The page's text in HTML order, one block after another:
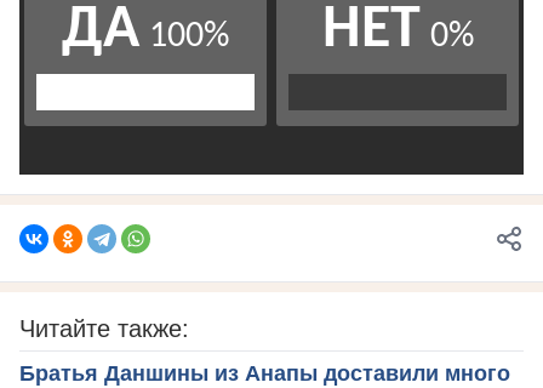
Читайте также:
Братья Даншины из Анапы доставили много